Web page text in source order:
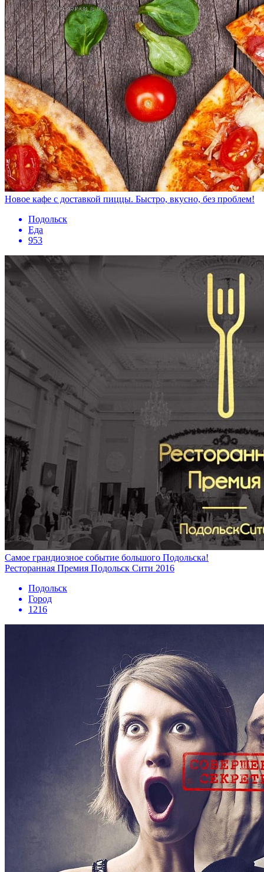
Новое кафе с доставкой пиццы. Быстро, вкусно, без проблем!
Подольск
Еда
953
Самое грандиозное событие большого Подольска!
Ресторанная Премия Подольск Сити 2016
Подольск
Город
1216